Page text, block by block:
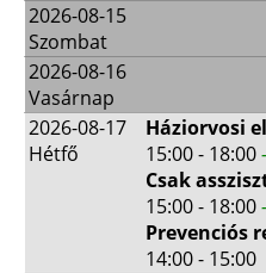
2026-08-15
Szombat
2026-08-16
Vasárnap
2026-08-17
Hétfő
Háziorvosi
15:00 - 18:00
Csak
15:00 - 18:00
Prevenciós
14:00 - 15:00